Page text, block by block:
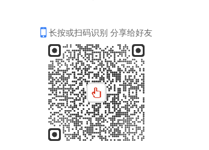
长按或扫码识别 分享给好友